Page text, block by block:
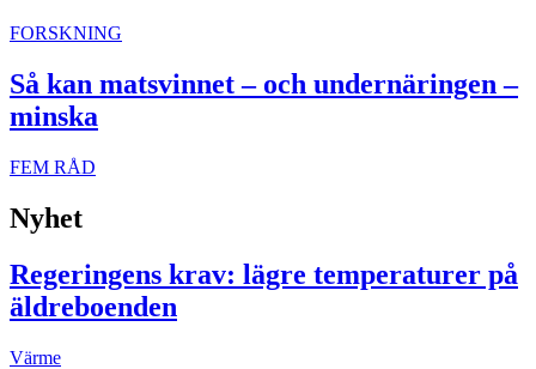
FORSKNING
Så kan matsvinnet – och undernäringen –
minska
FEM RÅD
Nyhet
Regeringens krav: lägre temperaturer på
äldreboenden
Värme